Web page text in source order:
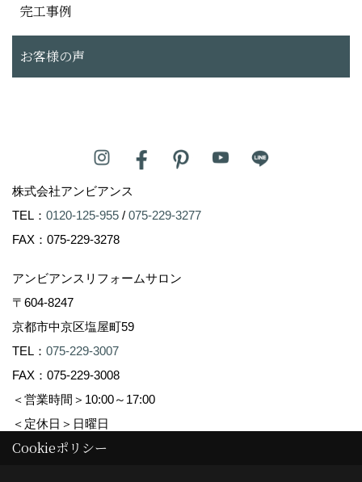
完工事例
お客様の声
株式会社アンビアンス
TEL： 0120-125-955 / 075-229-3277
FAX：075-229-3278
アンビアンスリフォームサロン
〒604-8247
京都市中京区塩屋町59
TEL： 075-229-3007
FAX：075-229-3008
＜営業時間＞10:00～17:00
＜定休日＞日曜日
Cookieポリシー